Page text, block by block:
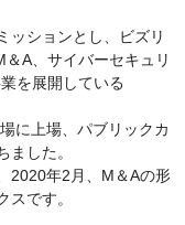
ッションとし、ビズリ
A、サイバーセキュリ
を展開している
に上場、パブリックカ
ました。
2020年2月、M＆Aの形
です。